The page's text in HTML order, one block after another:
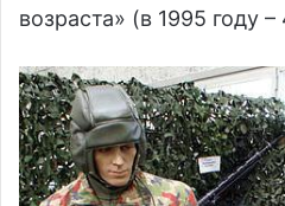
возраста» (в 1995 году